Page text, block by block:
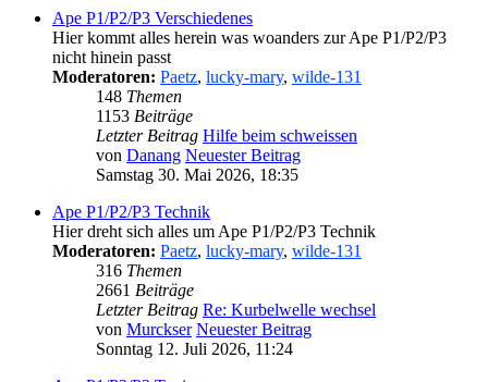
Ape P1/P2/P3 Verschiedenes
Hier kommt alles herein was woanders zur Ape P1/P2/P3
nicht hinein passt
Moderatoren: Paetz, lucky-mary, wilde-131
148 Themen
1153 Beiträge
Letzter Beitrag Hilfe beim schweissen
von Danang Neuester Beitrag
Samstag 30. Mai 2026, 18:35
Ape P1/P2/P3 Technik
Hier dreht sich alles um Ape P1/P2/P3 Technik
Moderatoren: Paetz, lucky-mary, wilde-131
316 Themen
2661 Beiträge
Letzter Beitrag Re: Kurbelwelle wechsel
von Murckser Neuester Beitrag
Sonntag 12. Juli 2026, 11:24